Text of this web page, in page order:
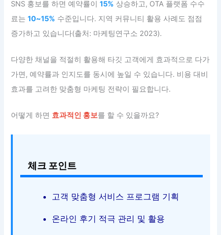
SNS 홍보를 하면 예약률이15% 상승하고, OTA 플랫폼 수수
료는10~15% 수준입니다. 지역 커뮤니티 활용 사례도 점점
증가하고 있습니다(출처: 마케팅연구소 2023).
다양한 채널을 적절히 활용해 타깃 고객에게 효과적으로 다가
가면, 예약률과 인지도를 동시에 높일 수 있습니다. 비용 대비
효과를 고려한 맞춤형 마케팅 전략이 필요합니다.
어떻게 하면 효과적인 홍보를 할 수 있을까요?
체크 포인트
고객 맞춤형 서비스 프로그램 기획
온라인 후기 적극 관리 및 활용